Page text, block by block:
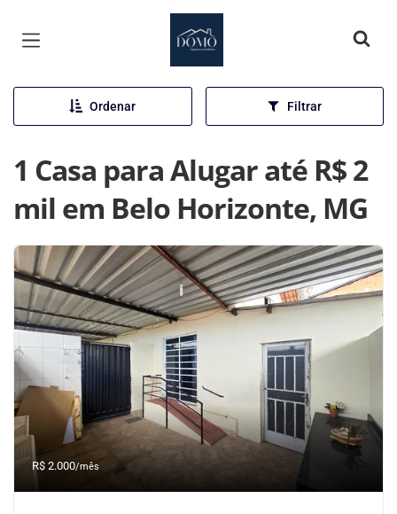
Página inicial
Ordenar Filtrar
1 Casa para Alugar até R$ 2
mil em Belo Horizonte, MG
R$ 2.000/mês